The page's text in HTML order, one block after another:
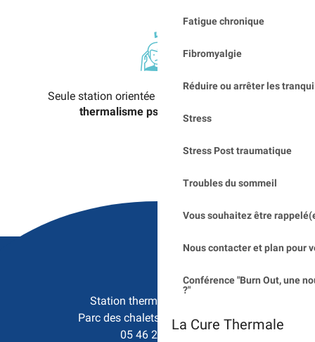
Fatigue chronique
Fibromyalgie
Réduire ou arrêter les
Stress
Stress Post traumatique
Troubles du sommeil
Vous souhaitez être
Nous contacter et plan pour
Conférence "Burn Out, une
?"
La Cure Thermale
Seule station orientée
thermalisme psychosomatique
Station thermale de Saujon
Parc des chalets - 17600 Saujon
05 46 23 50 15